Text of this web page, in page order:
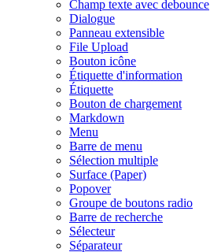
Champ texte avec debounce
Dialogue
Panneau extensible
File Upload
Bouton icône
Étiquette d'information
Étiquette
Bouton de chargement
Markdown
Menu
Barre de menu
Sélection multiple
Surface (Paper)
Popover
Groupe de boutons radio
Barre de recherche
Sélecteur
Séparateur